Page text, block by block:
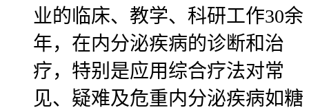
业的临床、教学、科研工作30余
年，在内分泌疾病的诊断和治
疗，特别是应用综合疗法对常
见、疑难及危重内分泌疾病如糖